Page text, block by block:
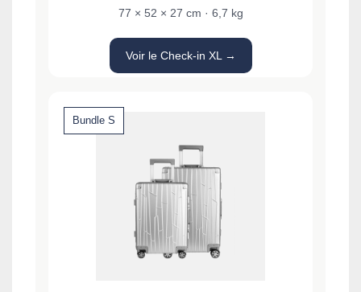
77 × 52 × 27 cm · 6,7 kg
Voir le Check-in XL →
Bundle S